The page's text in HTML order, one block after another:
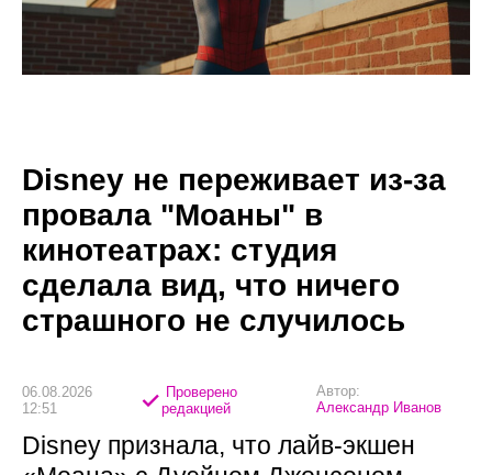
Disney не переживает из-за
провала "Моаны" в
кинотеатрах: студия
сделала вид, что ничего
страшного не случилось
06.08.2026
12:51
Проверено
редакцией
Автор:
Александр Иванов
Disney признала, что лайв-экшен